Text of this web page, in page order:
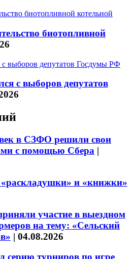
биотопливной
с выборов депутатов
в СЗФО решили свои
с помощью Сбера |
и «книжки»
участие в выездном
на тему: «Сельский
| 04.08.2026